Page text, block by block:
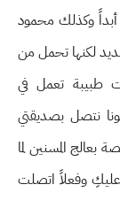
أبداً وكذلك محمود
لكنها تحمل من
طبيبة تعمل في
نتصل بصديقتي
المسنين لما
وفعلاً اتصلت